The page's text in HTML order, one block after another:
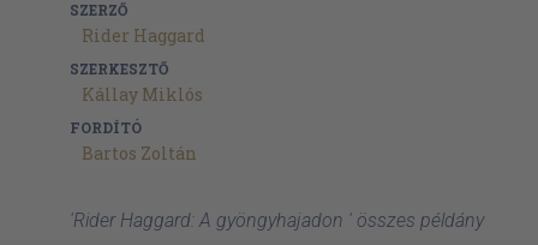
SZERZŐ
Rider Haggard
SZERKESZTŐ
Kállay Miklós
FORDÍTÓ
Bartos Zoltán
'Rider Haggard: A gyöngyhajadon ' összes példány